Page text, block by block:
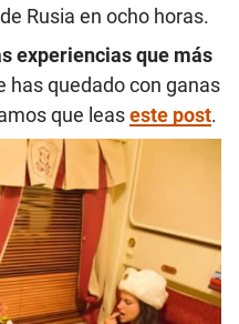
Rusia en ocho horas.
experiencias que más
has quedado con ganas
que leaseste post.